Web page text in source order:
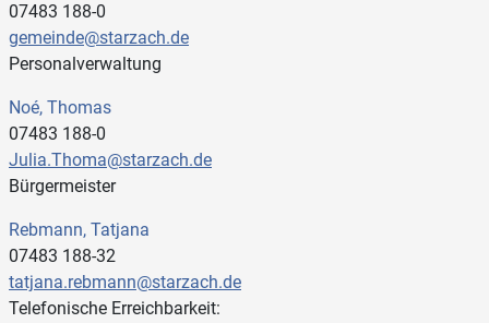
07483 188-0
gemeinde@starzach.de
Personalverwaltung
Noé, Thomas
07483 188-0
Julia.Thoma@starzach.de
Bürgermeister
Rebmann, Tatjana
07483 188-32
tatjana.rebmann@starzach.de
Telefonische Erreichbarkeit: